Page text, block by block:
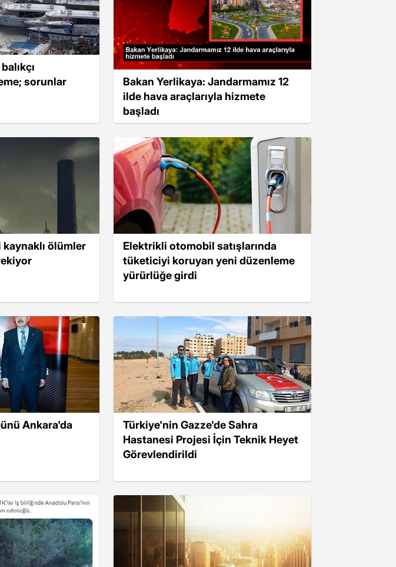
sorunlar
Bakan Yerlikaya: Jandarmamız 12
ilde hava araçlarıyla hizmete
başladı
ölümler
Elektrikli otomobil satışlarında
tüketiciyi koruyan yeni düzenleme
yürürlüğe girdi
Ankara'da
Türkiye'nin Gazze'de Sahra
Hastanesi Projesi İçin Teknik Heyet
Görevlendirildi